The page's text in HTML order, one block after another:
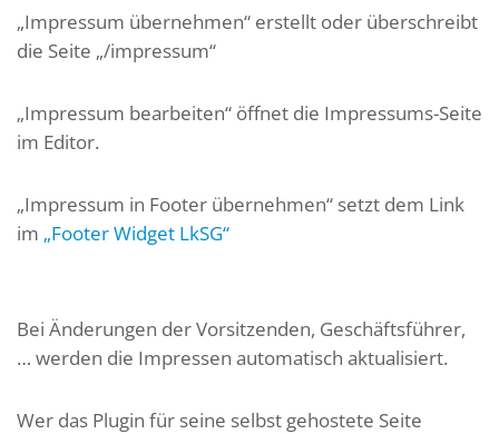
„Impressum übernehmen“ erstellt oder überschreibt
die Seite „/impressum“
„Impressum bearbeiten“ öffnet die Impressums-Seite
im Editor.
„Impressum in Footer übernehmen“ setzt dem Link
im „Footer Widget LkSG“
Bei Änderungen der Vorsitzenden, Geschäftsführer,
… werden die Impressen automatisch aktualisiert.
Wer das Plugin für seine selbst gehostete Seite